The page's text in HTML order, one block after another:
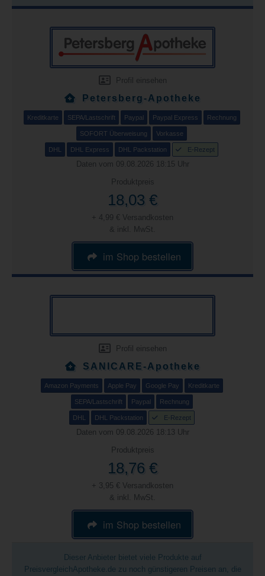
Profil einsehen
Petersberg-Apotheke
Kreditkarte SEPA/Lastschrift Paypal Paypal Express Rechnung
SOFORT Überweisung Vorkasse
DHL DHL Express DHL Packstation E-Rezept
Daten vom 09.08.2026 18:15 Uhr
Produktpreis
18,03 €
+ 4,99 € Versandkosten
& inkl. MwSt.
im Shop bestellen
Profil einsehen
SANICARE-Apotheke
Amazon Payments Apple Pay Google Pay Kreditkarte
SEPA/Lastschrift Paypal Rechnung
DHL DHL Packstation E-Rezept
Daten vom 09.08.2026 18:13 Uhr
Produktpreis
18,76 €
+ 3,95 € Versandkosten
& inkl. MwSt.
im Shop bestellen
Dieser Anbieter bietet viele Produkte auf
PreisvergleichApotheke.de zu noch günstigeren Preisen an, die